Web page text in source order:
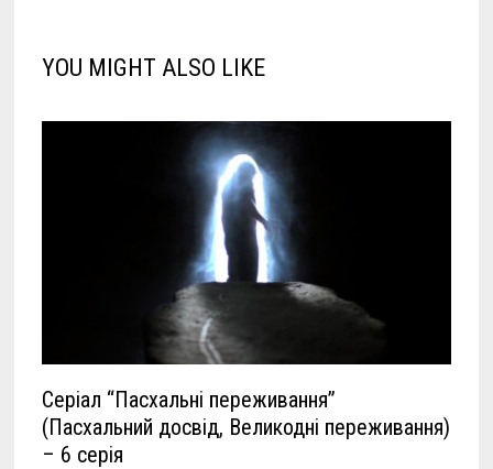
YOU MIGHT ALSO LIKE
Серіал “Пасхальні переживання”
(Пасхальний досвід, Великодні переживання)
– 6 серія